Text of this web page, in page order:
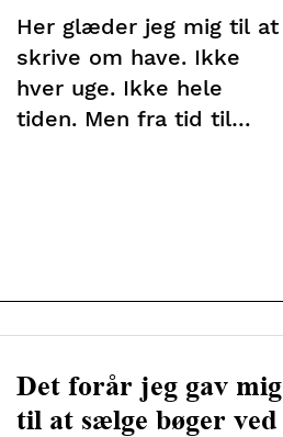
beroligende på
stressede mennesker
Her glæder jeg mig til at
skrive om have. Ikke
hver uge. Ikke hele
tiden. Men fra tid til
Det forår jeg gav mig
til at sælge bøger ved